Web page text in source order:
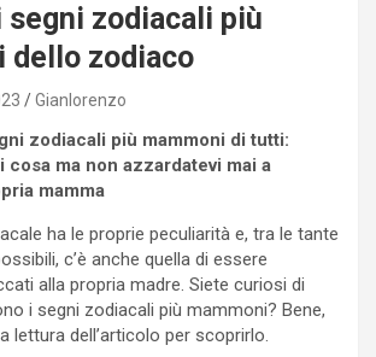
segni zodiacali più
dello zodiaco
Gianlorenzo
zodiacali più mammoni di tutti:
cosa ma non azzardatevi mai a
mamma
ha le proprie peculiarità e, tra le tante
c’è anche quella di essere
alla propria madre. Siete curiosi di
i segni zodiacali più mammoni? Bene,
lettura dell’articolo per scoprirlo.